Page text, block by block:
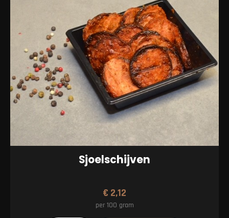
Sjoelschijven
€ 2,12
per 100 gram